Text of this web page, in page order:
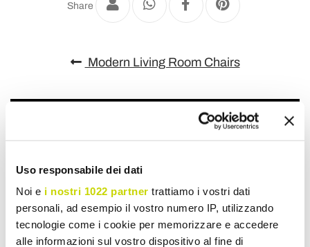
Uso responsabile dei dati
Noi e i nostri 1022 partner trattiamo i vostri dati
personali, ad esempio il vostro numero IP, utilizzando
tecnologie come i cookie per memorizzare e accedere
alle informazioni sul vostro dispositivo al fine di
Share
Modern Living Room Chairs